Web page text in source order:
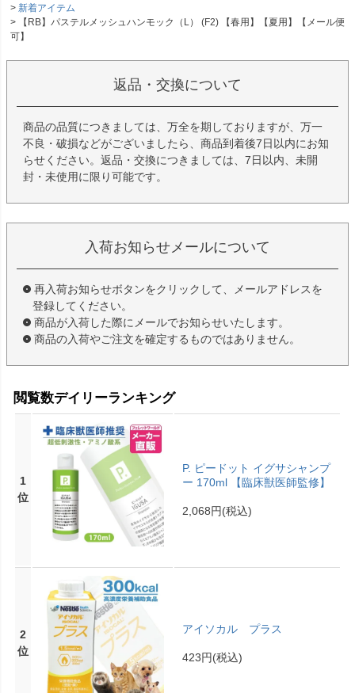
新着アイテム
【RB】パステルメッシュハンモック（L） (F2) 【春用】【夏用】【メール便
可】
返品・交換について
商品の品質につきましては、万全を期しておりますが、万一
不良・破損などがございましたら、商品到着後7日以内にお知
らせください。返品・交換につきましては、7日以内、未開
封・未使用に限り可能です。
入荷お知らせメールについて
再入荷お知らせボタンをクリックして、メールアドレスを
登録してください。
商品が入荷した際にメールでお知らせいたします。
商品の入荷やご注文を確定するものではありません。
閲覧数デイリーランキング
1
位
P. ピードット イグサシャンプ
ー 170ml 【臨床獣医師監修】
2,068円(税込)
2
位
アイソカル プラス
423円(税込)